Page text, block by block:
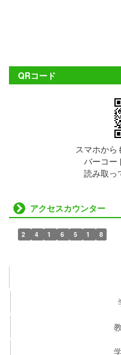
QRコード
スマホから
バーコー
読み取っ
アクセスカウンター
2 4 1 6 5 1 8